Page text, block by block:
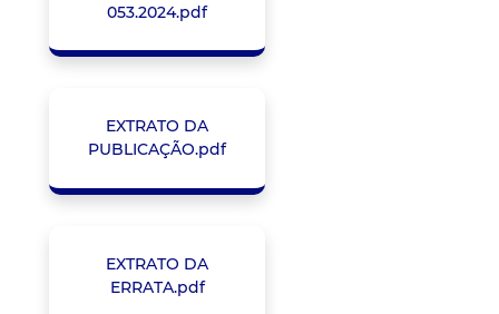
053.2024.pdf
EXTRATO DA
PUBLICAÇÃO.pdf
EXTRATO DA
ERRATA.pdf